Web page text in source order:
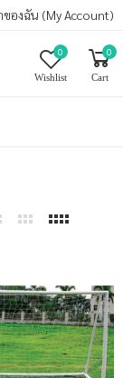
องฉัน (My Account)
0
Wishlist
0
Cart